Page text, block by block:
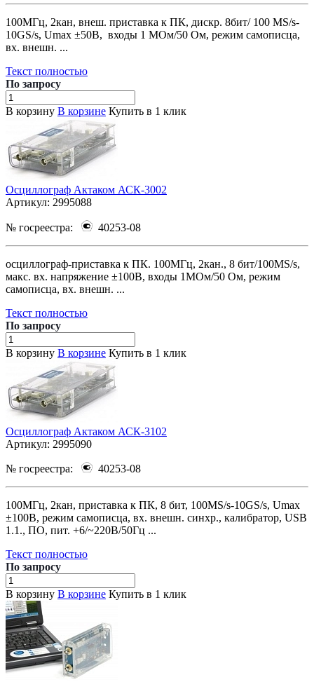
100МГц, 2кан, внеш. приставка к ПК, дискр. 8бит/ 100 MS/s-
10GS/s, Umax ±50В, входы 1 МОм/50 Ом, режим самописца,
вх. внешн. ...
Текст полностью
По запросу
В корзину В корзине Купить в 1 клик
Осциллограф Актаком АСК-3002
Артикул: 2995088
№ госреестра: 40253-08
осциллограф-приставка к ПК. 100МГц, 2кан., 8 бит/100MS/s,
макс. вх. напряжение ±100В, входы 1МОм/50 Ом, режим
самописца, вх. внешн. ...
Текст полностью
По запросу
В корзину В корзине Купить в 1 клик
Осциллограф Актаком АСК-3102
Артикул: 2995090
№ госреестра: 40253-08
100МГц, 2кан, приставка к ПК, 8 бит, 100MS/s-10GS/s, Umax
±100В, режим самописца, вх. внешн. синхр., калибратор, USB
1.1., ПО, пит. +6/~220В/50Гц ...
Текст полностью
По запросу
В корзину В корзине Купить в 1 клик